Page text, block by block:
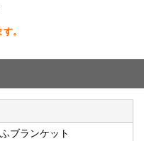
。
ブランケット